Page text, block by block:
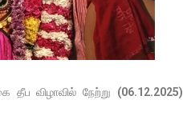
தீப விழாவில் நேற்று (06.12.2025)